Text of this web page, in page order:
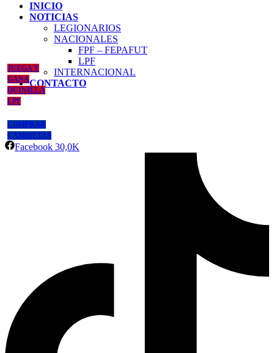
INICIO
NOTICIAS
LEGIONARIOS
NACIONALES
FPF – FEPAFUT
LPF
INTERNACIONAL
CONTACTO
JUEGA Y
GANA
QUINIELA
LPF
COMPRAR
CAMISETAS
Facebook 30,0K